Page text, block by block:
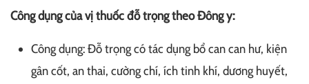
Công dụng của vị thuốc đỗ trọng theo Đông y:
Công dụng: Đỗ trọng có tác dụng bổ can can hư, kiện
gân cốt, an thai, cường chí, ích tinh khí, dương huyết,